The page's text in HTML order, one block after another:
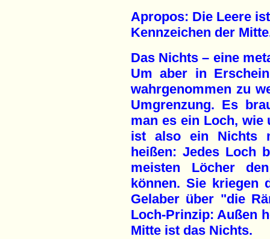
Apropos: Die Leere
Kennzeichen der
Das Nichts – eine
Um aber in
wahrgenommen zu
Umgrenzung. Es
man es ein Loch, wie
ist also ein Nichts
heißen: Jedes Loch
meisten Löcher
können. Sie kriegen
Gelaber über "die
Loch-Prinzip: Außen
Mitte ist das Nichts.